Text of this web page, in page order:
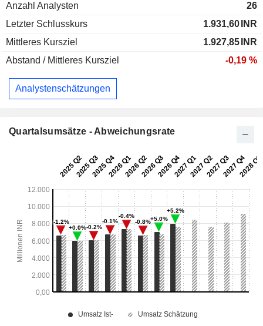
Anzahl Analysten
26
Letzter Schlusskurs
1.931,60 INR
Mittleres Kursziel
1.927,85 INR
Abstand / Mittleres Kursziel
-0,19 %
Analystenschätzungen
Quartalsumsätze - Abweichungsrate